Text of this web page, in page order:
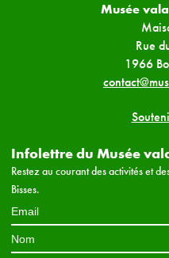
Musée
Rue
1966
Infolettre du Musée
Restez au courant des activités et
Bisses.